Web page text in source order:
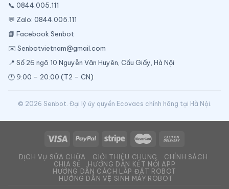
📞 0844.005.111
💬 Zalo: 0844.005.111
📘 Facebook Senbot
✉️ Senbotvietnam@gmail.com
📍 Số 26 ngõ 10 Nguyễn Văn Huyên, Cầu Giấy, Hà Nội
🕐 9:00 – 20:00 (T2 – CN)
© 2026 Senbot. Đại lý ủy quyền Ecovacs chính hãng tại Hà Nội.
DỊCH VỤ SỬA CHỮA GIỚI THIỆU CHUNG
CHÍNH SÁCH
CHIA SẺ
HƯỚNG DẪN KẾT NỐI APP
HƯỚNG DẪN CÁCH LẮP ĐẶT ROBOT
HƯỚNG DẪN VỆ SINH MÁY ROBOT